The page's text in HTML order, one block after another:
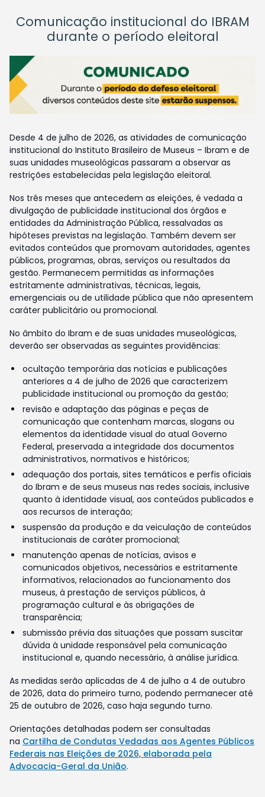
Comunicação institucional do IBRAM
durante o período eleitoral
Desde 4 de julho de 2026, as atividades de comunicação
institucional do Instituto Brasileiro de Museus – Ibram e de
suas unidades museológicas passaram a observar as
restrições estabelecidas pela legislação eleitoral.
Nos três meses que antecedem as eleições, é vedada a
divulgação de publicidade institucional dos órgãos e
entidades da Administração Pública, ressalvadas as
hipóteses previstas na legislação. Também devem ser
evitados conteúdos que promovam autoridades, agentes
públicos, programas, obras, serviços ou resultados da
gestão. Permanecem permitidas as informações
estritamente administrativas, técnicas, legais,
emergenciais ou de utilidade pública que não apresentem
caráter publicitário ou promocional.
No âmbito do Ibram e de suas unidades museológicas,
deverão ser observadas as seguintes providências:
ocultação temporária das notícias e publicações
anteriores a 4 de julho de 2026 que caracterizem
publicidade institucional ou promoção da gestão;
revisão e adaptação das páginas e peças de
comunicação que contenham marcas, slogans ou
elementos da identidade visual do atual Governo
Federal, preservada a integridade dos documentos
administrativos, normativos e históricos;
adequação dos portais, sites temáticos e perfis oficiais
do Ibram e de seus museus nas redes sociais, inclusive
quanto à identidade visual, aos conteúdos publicados e
aos recursos de interação;
suspensão da produção e da veiculação de conteúdos
institucionais de caráter promocional;
manutenção apenas de notícias, avisos e
comunicados objetivos, necessários e estritamente
informativos, relacionados ao funcionamento dos
museus, à prestação de serviços públicos, à
programação cultural e às obrigações de
transparência;
submissão prévia das situações que possam suscitar
dúvida à unidade responsável pela comunicação
institucional e, quando necessário, à análise jurídica.
As medidas serão aplicadas de 4 de julho a 4 de outubro
de 2026, data do primeiro turno, podendo permanecer até
25 de outubro de 2026, caso haja segundo turno.
Orientações detalhadas podem ser consultadas
na Cartilha de Condutas Vedadas aos Agentes Públicos
Federais nas Eleições de 2026, elaborada pela
Advocacia-Geral da União.